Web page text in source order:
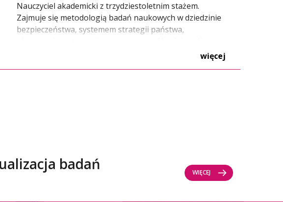
Nauczyciel akademicki z trzydziestoletnim stażem.
Zajmuje się metodologią badań naukowych w dziedzinie
bezpieczeństwa, systemem strategii państwa,
strategiczną z wykorzystaniem metod jakościowych oraz
więcej
badań
WIĘCEJ